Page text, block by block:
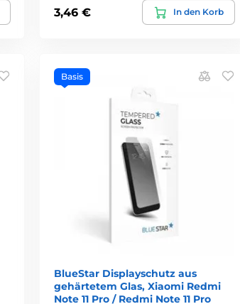
3,46 € In den Korb
Basis
BlueStar Displayschutz aus
gehärtetem Glas, Xiaomi Redmi
Note 11 Pro / Redmi Note 11 Pro